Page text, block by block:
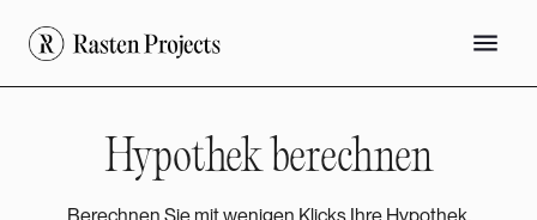
Hypothek berechnen